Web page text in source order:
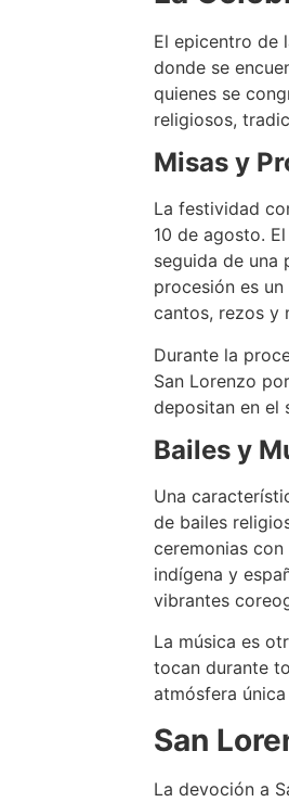
El epicentro de
donde se
quienes se
religiosos,
Misas y
La festividad
10 de agosto.
seguida de una
procesión es
cantos, rezos y
Durante la
San Lorenzo
depositan en el
Bailes y
Una
de bailes
ceremonias
indígena y
vibrantes
La música es
tocan durante
atmósfera
San
La devoción a